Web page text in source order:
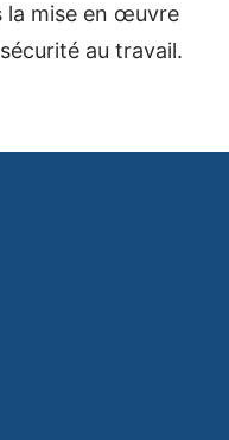
la mise en œuvre
au travail.